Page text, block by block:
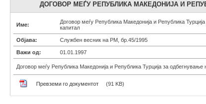
ДОГОВОР МЕЃУ РЕПУБЛИКА МАКЕДОНИЈА И
Име:
Договор меѓу Република Македонија и Република
капитал
Објава: Службен весник на РМ, бр.45/1995
Важи од: 01.01.1997
Договор меѓу Република Македонија и Република Турција за
Превземи го документот (91 KB)